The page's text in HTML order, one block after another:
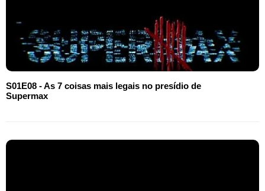
S01E08 - As 7 coisas mais legais no presídio de
Supermax